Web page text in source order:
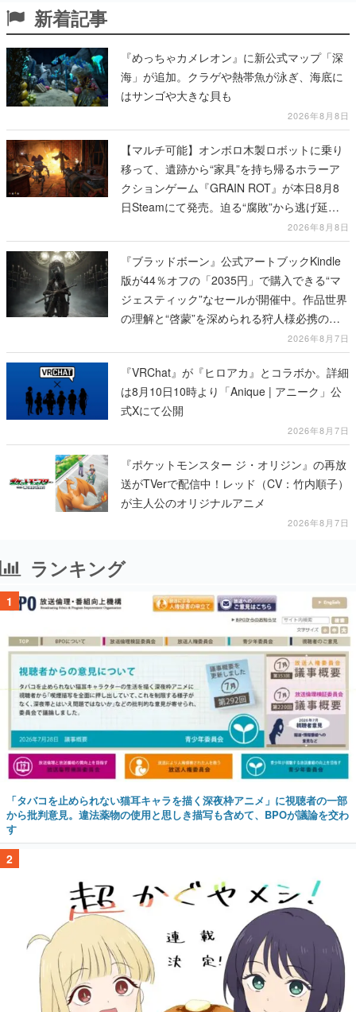
新着記事
『めっちゃカメレオン』に新公式マップ「深
海」が追加。クラゲや熱帯魚が泳ぎ、海底に
はサンゴや大きな貝も
2026年8月8日
【マルチ可能】オンボロ木製ロボットに乗り
移って、遺跡から“家具”を持ち帰るホラーア
クションゲーム『GRAIN ROT』が本日8月8
日Steamにて発売。迫る“腐敗”から逃げ延
2026年8月8日
『ブラッドボーン』公式アートブックKindle
版が44％オフの「2035円」で購入できる“マ
ジェスティック”なセールが開催中。作品世界
の理解と“啓蒙”を深められる狩人様必携の一
2026年8月7日
『VRChat』が『ヒロアカ』とコラボか。詳細
は8月10日10時より「Anique | アニーク」公
式Xにて公開
2026年8月7日
『ポケットモンスター ジ・オリジン』の再放
送がTVerで配信中！レッド（CV：竹内順子）
が主人公のオリジナルアニメ
2026年8月7日
ランキング
1
「タバコを止められない猫耳キャラを描く深夜枠アニメ」に視聴者の一部
から批判意見。違法薬物の使用と思しき描写も含めて、BPOが議論を交わ
す
2